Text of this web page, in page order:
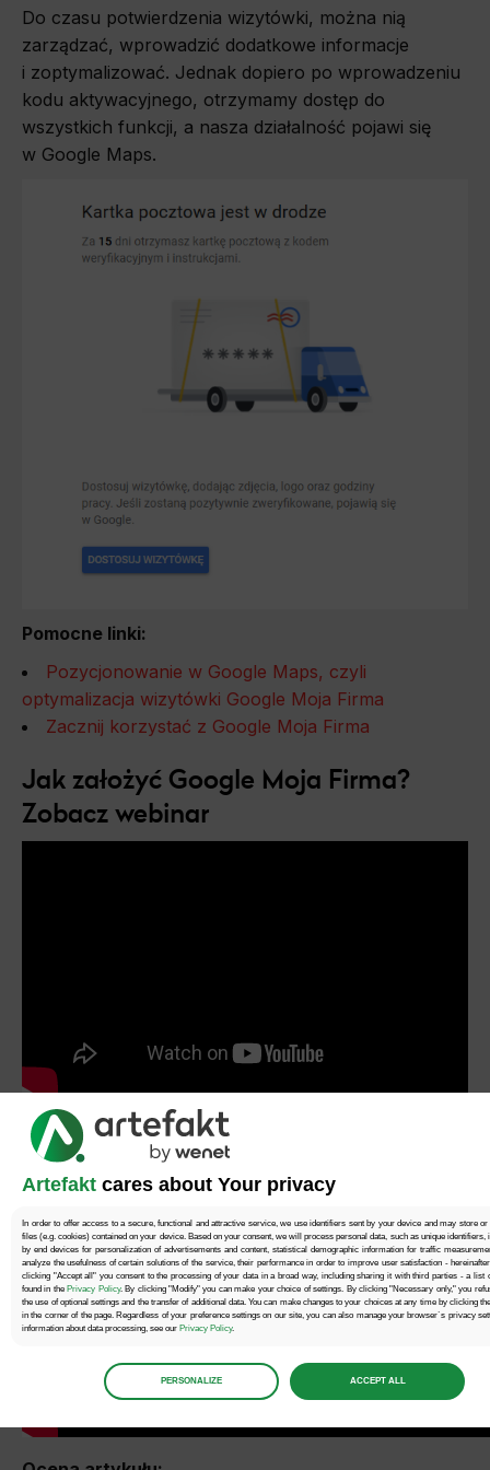
Artefakt cares about Your privacy
In order to offer access to a secure, functional and attractive service, we use identifiers sent by your device and may store
files (e.g. cookies) contained on your device. Based on your consent, we will process personal data, such as unique identifiers,
by end devices for personalization of advertisements and content, statistical demographic information for traffic
analyze the usefulness of certain solutions of the service, their performance in order to improve user satisfaction -
clicking "Accept all" you consent to the processing of your data in a broad way, including sharing it with third parties - a list
found in the Privacy Policy. By clicking "Modify" you can make your choice of settings. By clicking "Necessary only," you
the use of optional settings and the transfer of additional data. You can make changes to your choices at any time by clicking
in the corner of the page. Regardless of your preference settings on our site, you can also manage your browser`s privacy
information about data processing, see our Privacy Policy.
preferences
Select the consents of your choice
Necessary
PERSONALIZE ACCEPT ALL
Do czasu potwierdzenia wizytówki, można nią
zarządzać, wprowadzić dodatkowe informacje
i zoptymalizować. Jednak dopiero po wprowadzeniu
kodu aktywacyjnego, otrzymamy dostęp do
wszystkich funkcji, a nasza działalność pojawi się
w Google Maps.
Pomocne linki:
Pozycjonowanie w Google Maps, czyli
optymalizacja wizytówki Google Moja Firma
Zacznij korzystać z Google Moja Firma
Jak założyć Google Moja Firma?
Zobacz webinar